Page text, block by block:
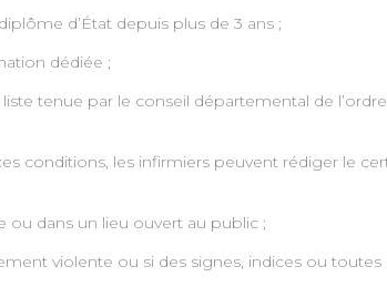
d’État depuis plus de 3 ans ;
dédiée ;
tenue par le conseil départemental de
conditions, les infirmiers peuvent rédiger le
ou dans un lieu ouvert au public ;
violente ou si des signes, indices ou